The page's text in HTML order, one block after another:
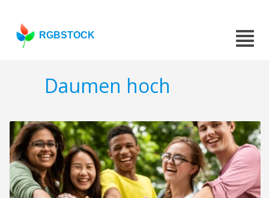
RGBSTOCK
Daumen hoch